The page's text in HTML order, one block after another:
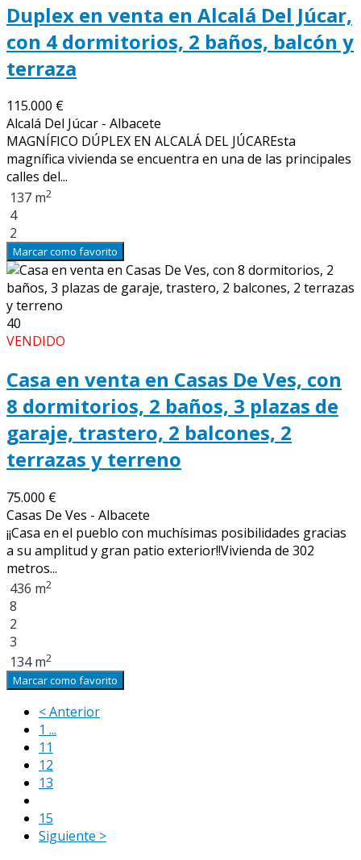
Duplex en venta en Alcalá Del Júcar,
con 4 dormitorios, 2 baños, balcón y
terraza
115.000 €
Alcalá Del Júcar - Albacete
MAGNÍFICO DÚPLEX EN ALCALÁ DEL JÚCAREsta
magnífica vivienda se encuentra en una de las principales
calles del...
137 m2
4
2
Marcar como favorito
40
VENDIDO
Casa en venta en Casas De Ves, con
8 dormitorios, 2 baños, 3 plazas de
garaje, trastero, 2 balcones, 2
terrazas y terreno
75.000 €
Casas De Ves - Albacete
¡¡Casa en el pueblo con muchísimas posibilidades gracias
a su amplitud y gran patio exterior!!Vivienda de 302
metros...
436 m2
8
2
3
134 m2
Marcar como favorito
< Anterior
1 ...
11
12
13
15
Siguiente >